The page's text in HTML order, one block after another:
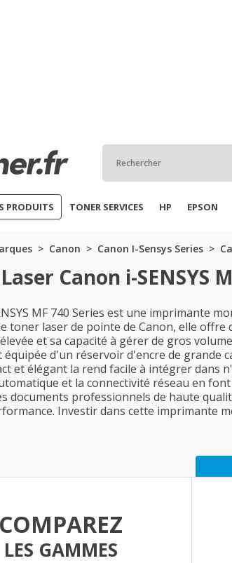
PRODUITS TONER SERVICES HP EPSON
Canon Canon I-Sensys Series
Canon i-SENSYS
MF 740 Series est une imprimante
toner laser de pointe de Canon, elle
et sa capacité à gérer de gros
équipée d'un réservoir d'encre de
et élégant la rend facile à intégrer dans
et la connectivité réseau en
documents professionnels de haute
Investir dans cette imprimante
COMPAREZ
LES GAMMES